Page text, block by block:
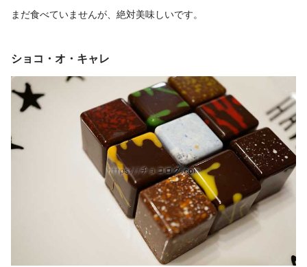
まだ食べていませんが、絶対美味しいです。
ショコ・オ・キャレ